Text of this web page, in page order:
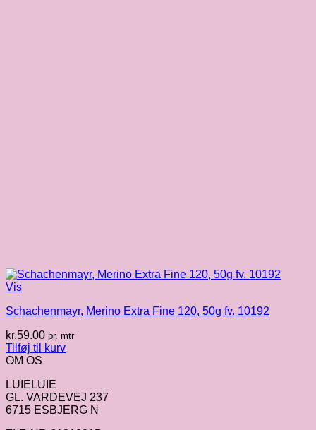
Vis
Schachenmayr, Merino Extra Fine 120, 50g fv. 10192
kr.59.00 pr. mtr
Tilføj til kurv
OM OS
LUIELUIE
GL. VARDEVEJ 237
6715 ESBJERG N